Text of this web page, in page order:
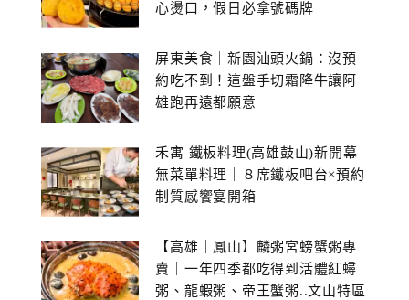
心燙口，假日必拿號碼牌
屏東美食｜新園汕頭火鍋：沒預
約吃不到！這盤手切霜降牛讓阿
雄跑再遠都願意
禾寓 鐵板料理(高雄鼓山)新開幕
無菜單料理｜８席鐵板吧台×預約
制質感饗宴開箱
【高雄｜鳳山】麟粥宮螃蟹粥專
賣｜一年四季都吃得到活體紅蟳
粥、龍蝦粥、帝王蟹粥..文山特區